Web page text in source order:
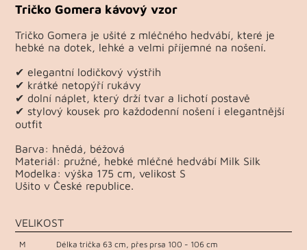
Tričko Gomera kávový vzor
Tričko Gomera je ušité z mléčného hedvábí, které je
hebké na dotek, lehké a velmi příjemné na nošení.
✔ elegantní lodičkový výstřih
✔ krátké netopýří rukávy
✔ dolní náplet, který drží tvar a lichotí postavě
✔ stylový kousek pro každodenní nošení i elegantnější
outfit
Barva: hnědá, béžová
Materiál: pružné, hebké mléčné hedvábí Milk Silk
Modelka: výška 175 cm, velikost S
Ušito v České republice.
VELIKOST
M Délka trička 63 cm, přes prsa 100 - 106 cm